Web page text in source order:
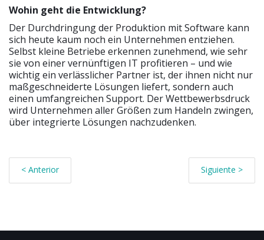
Wohin geht die Entwicklung?
Der Durchdringung der Produktion mit Software kann
sich heute kaum noch ein Unternehmen entziehen.
Selbst kleine Betriebe erkennen zunehmend, wie sehr
sie von einer vernünftigen IT profitieren – und wie
wichtig ein verlässlicher Partner ist, der ihnen nicht nur
maßgeschneiderte Lösungen liefert, sondern auch
einen umfangreichen Support. Der Wettbewerbsdruck
wird Unternehmen aller Größen zum Handeln zwingen,
über integrierte Lösungen nachzudenken.
< Anterior Siguiente >